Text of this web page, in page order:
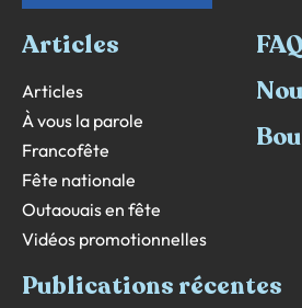
Articles
Articles
À vous la parole
Francofête
Fête nationale
Outaouais en fête
Vidéos promotionnelles
Publications récentes